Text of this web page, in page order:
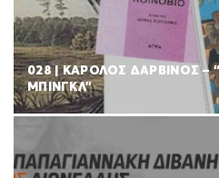
028 | ΚΑΡΟΛΟΣ ΔΑΡΒΙΝΟΣ –
ΜΠΙΝΓΚΛ”